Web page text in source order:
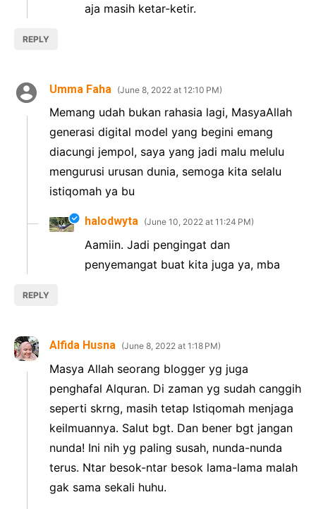
REPLY
aja masih ketar-ketir.
Umma Faha June 8, 2022 at 12:10 PM
Memang udah bukan rahasia lagi, MasyaAllah
generasi digital model yang begini emang
diacungi jempol, saya yang jadi malu melulu
mengurusi urusan dunia, semoga kita selalu
istiqomah ya bu
REPLY
halodwyta June 10, 2022 at 11:24 PM
Aamiin. Jadi pengingat dan
penyemangat buat kita juga ya, mba
Alfida Husna June 8, 2022 at 1:18 PM
Masya Allah seorang blogger yg juga
penghafal Alquran. Di zaman yg sudah canggih
seperti skrng, masih tetap Istiqomah menjaga
keilmuannya. Salut bgt. Dan bener bgt jangan
nunda! Ini nih yg paling susah, nunda-nunda
terus. Ntar besok-ntar besok lama-lama malah
gak sama sekali huhu.